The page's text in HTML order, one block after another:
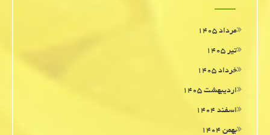
مرداد ۱۴۰۵
تیر ۱۴۰۵
خرداد ۱۴۰۵
اردیبهشت ۱۴۰۵
اسفند ۱۴۰۴
بهمن ۱۴۰۴